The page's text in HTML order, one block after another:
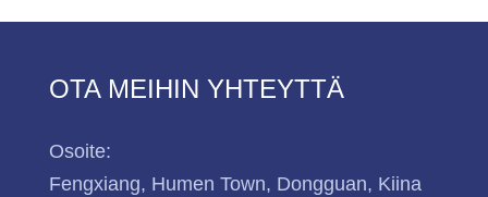
OTA MEIHIN YHTEYTTÄ
Osoite:
Fengxiang, Humen Town, Dongguan, Kiina